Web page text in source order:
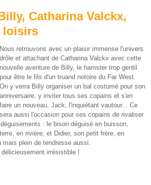
Catharina Valckx,
loisirs
Nous retrouvons avec un plaisir immense l'univers
drôle et attachant de Catharina Valckx avec cette
nouvelle aventure de Billy, le hamster trop gentil
pour être le fils d'un truand notoire du Far West.
On y verra Billy organiser un bal costumé pour son
anniversaire, y inviter tous ses copains et s'en
faire un nouveau, Jack, l'inquiétant vautour... Ce
sera aussi l'occasion pour ses copains de rivaliser
: le bison déguisé en buisson,
en rivière, et Didier, son petit frère, en
plein de tendresse aussi.
irrésistible !